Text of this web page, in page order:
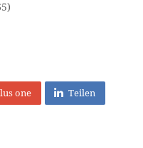
one Teilen